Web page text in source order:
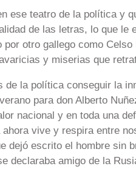
ese teatro de la política y
de las letras, lo que le
otro gallego como
y miserias que
de la política conseguir la
para don Alberto
nacional y en toda una
vive y respira entre
dejó escrito el hombre sin
declaraba amigo de la